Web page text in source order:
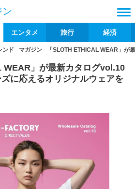
ン
エンタメ 旅行 経済
ンド マガジン 「SLOTH ETHICAL WEAR」が
WEAR」が最新カタログvol.10
に応えるオリジナルウェアを